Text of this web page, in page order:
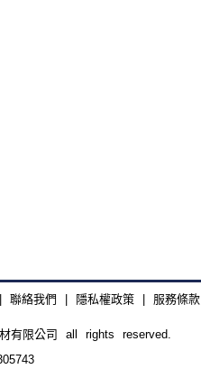
聯絡我們 隱私權政策 服務條款
有限公司 all rights reserved.